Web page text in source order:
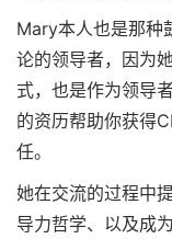
Mary本人也是那种
论的领导者，因为
式，也是作为领导
的资历帮助你获得
任。
她在交流的过程中
导力哲学、以及成